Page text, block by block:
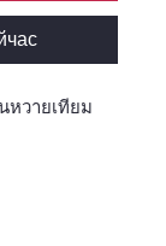
หวายเทียม